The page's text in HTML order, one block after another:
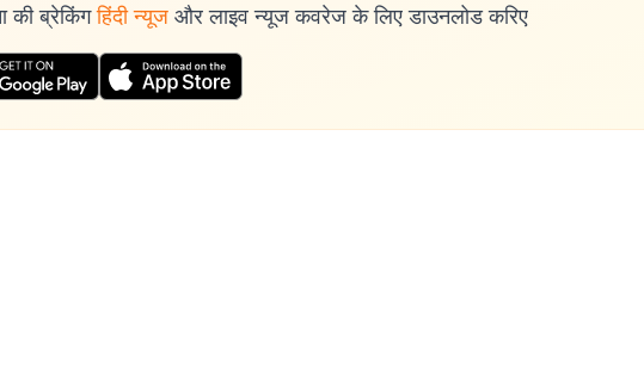
की ब्रेकिंग हिंदी न्यूज और लाइव न्यूज कवरेज के लिए डाउनलोड करिए